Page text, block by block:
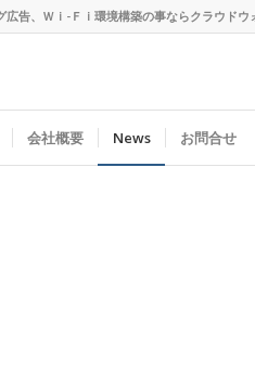
、Ｗｉ-Ｆｉ環境構築の事ならクラウドウ
会社概要 News お問合せ